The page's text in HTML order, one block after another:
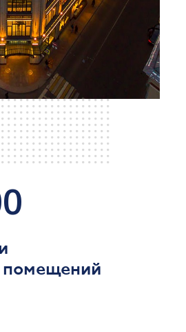
помещений